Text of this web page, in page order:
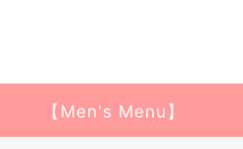
【Men's Menu】